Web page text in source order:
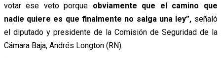
votar ese veto porque obviamente que el camino que
nadie quiere es que finalmente no salga una ley”, señaló
el diputado y presidente de la Comisión de Seguridad de la
Cámara Baja, Andrés Longton (RN).